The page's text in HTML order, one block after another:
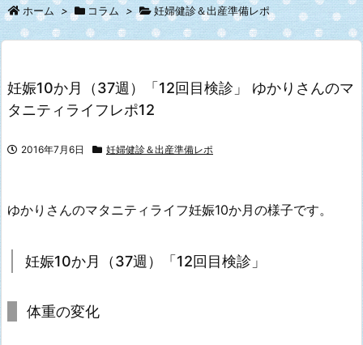
ホーム > コラム > 妊婦健診＆出産準備レポ
妊娠10か月（37週）「12回目検診」 ゆかりさんのマ
タニティライフレポ12
2016年7月6日 妊婦健診＆出産準備レポ
ゆかりさんのマタニティライフ妊娠10か月の様子です。
妊娠10か月（37週）「12回目検診」
体重の変化